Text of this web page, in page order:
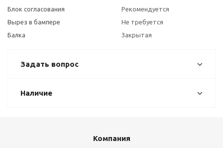
Блок согласования
Рекомендуется
Вырез в бампере
Не требуется
Балка
Закрытая
Задать вопрос
Наличие
Компания